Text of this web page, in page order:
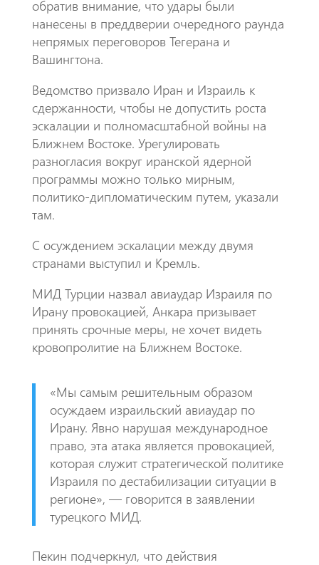
обратив внимание, что удары были
нанесены в преддверии очередного раунда
непрямых переговоров Тегерана и
Вашингтона.
Ведомство призвало Иран и Израиль к
сдержанности, чтобы не допустить роста
эскалации и полномасштабной войны на
Ближнем Востоке. Урегулировать
разногласия вокруг иранской ядерной
программы можно только мирным,
политико-дипломатическим путем, указали
там.
С осуждением эскалации между двумя
странами выступил и Кремль.
МИД Турции назвал авиаудар Израиля по
Ирану провокацией, Анкара призывает
принять срочные меры, не хочет видеть
кровопролитие на Ближнем Востоке.
«Мы самым решительным образом
осуждаем израильский авиаудар по
Ирану. Явно нарушая международное
право, эта атака является провокацией,
которая служит стратегической политике
Израиля по дестабилизации ситуации в
регионе», — говорится в заявлении
турецкого МИД.
Пекин подчеркнул, что действия